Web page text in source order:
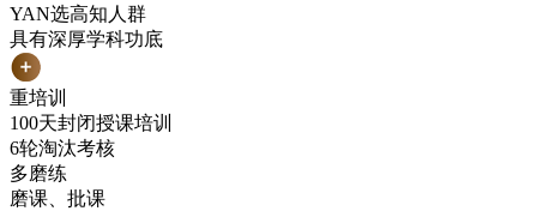
YAN选高知人群
具有深厚学科功底
重培训
100天封闭授课培训
6轮淘汰考核
多磨练
磨课、批课